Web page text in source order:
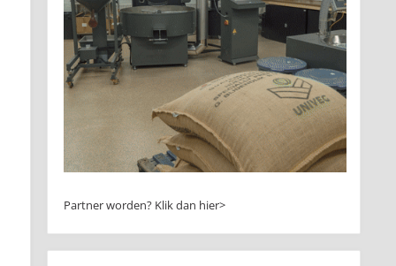
Partner worden? Klik dan hier>